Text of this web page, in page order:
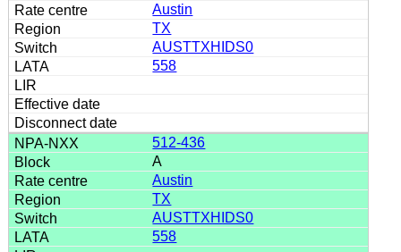
Austin
TX
AUSTTXHIDS0
558
512-436
A
Austin
TX
AUSTTXHIDS0
558